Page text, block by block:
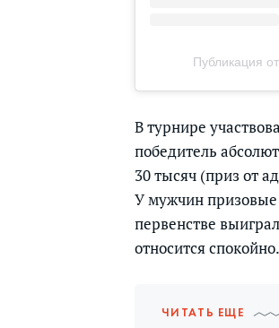
Публикация
В турнире
победитель
30 тысяч (приз от
У мужчин
первенстве
относится
ЧИТАТЬ ЕЩЕ